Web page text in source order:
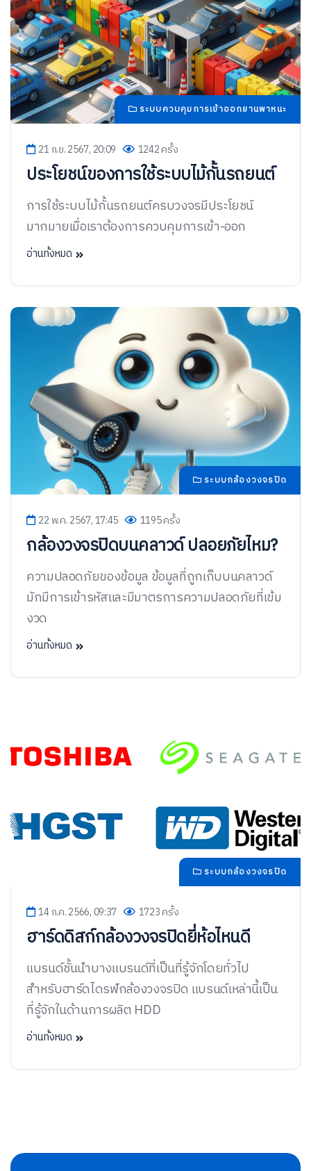
ระบบควบคุมการเข้าออกยานพาหนะ
21 ก.ย. 2567, 20:09 1242 ครั้ง
ประโยชน์ของการใช้ระบบไม้กั้นรถยนต์
การใช้ระบบไม้กั้นรถยนต์ครบวงจรมีประโยชน์
มากมายเมื่อเราต้องการควบคุมการเข้า-ออก
อ่านทั้งหมด
ระบบกล้องวงจรปิด
22 พ.ค. 2567, 17:45 1195 ครั้ง
กล้องวงจรปิดบนคลาวด์ ปลอยภัยไหม?
ความปลอดภัยของข้อมูล ข้อมูลที่ถูกเก็บบนคลาวด์
มักมีการเข้ารหัสและมีมาตรการความปลอดภัยที่เข้ม
งวด
อ่านทั้งหมด
ระบบกล้องวงจรปิด
14 ก.ค. 2566, 09:37 1723 ครั้ง
ฮาร์ดดิสก์กล้องวงจรปิดยี่ห้อไหนดี
แบรนด์ชั้นนำบางแบรนด์ที่เป็นที่รู้จักโดยทั่วไป
สำหรับฮาร์ดไดรฟ์กล้องวงจรปิด แบรนด์เหล่านี้เป็น
ที่รู้จักในด้านการผลิต HDD
อ่านทั้งหมด